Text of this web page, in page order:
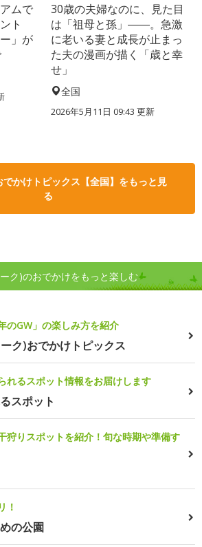
ムで
ト
」が
30歳の夫婦なのに、見た目
は「祖母と孫」――。急激
に老いる妻と成長が止まっ
た夫の漫画が描く「歳と幸
せ」
全国
2026年5月11日 09:43 更新
でかけトピックス【全国】をもっと見
る
ク)のおでかけをもっと楽しむ
のGW」の楽しみ方を紹介
ク)おでかけトピックス
れるスポット情報をお届けします
スポット
狩りスポットを紹介！旬な時期や準備す
！
の公園